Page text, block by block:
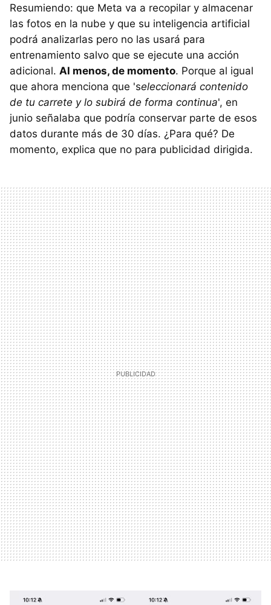
Resumiendo: que Meta va a recopilar y almacenar
las fotos en la nube y que su inteligencia artificial
podrá analizarlas pero no las usará para
entrenamiento salvo que se ejecute una acción
adicional. Al menos, de momento. Porque al igual
que ahora menciona que 'seleccionará contenido
de tu carrete y lo subirá de forma continua', en
junio señalaba que podría conservar parte de esos
datos durante más de 30 días. ¿Para qué? De
momento, explica que no para publicidad dirigida.